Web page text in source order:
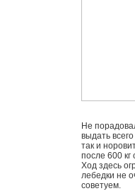
Не
выдать
так и
после 600
Ход здесь
лебедки не
советуем.